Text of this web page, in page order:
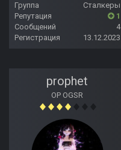
Группа
Сталкеры
Репутация
1
Сообщений
4
Регистрация
13.12.2023
prophet
OP OGSR